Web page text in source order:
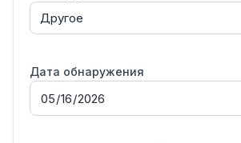
Дата обнаружения